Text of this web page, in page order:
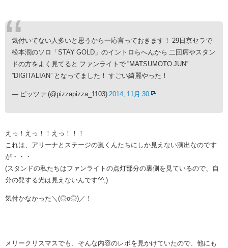
気付いてない人多いと思うから一応言っておきます！ 29日京セラで
松本潤のソロ「STAY GOLD」のイントロらへんから 二回席やスタン
ドの方をよく見てると ファンライトで ”MATSUMOTO JUN”
”DIGITALIAN” となってました！ すごい綺麗やった！
— ピッツァ (@pizzapizza_1103) 2014, 11月 30
えっ！えっ！！えっ！！！
これは、アリーナとステージの嵐くんたちにしか見えない演出なのです
が・・・
(スタンドの私たちはファンライトの点灯部分の裏側を見ているので、自
分の発する光は見えないんです^^;)
気付かなかった＼(◎o◎)／！
メリークリスマスでも、そんな内容のレポを見かけていたので、他にも